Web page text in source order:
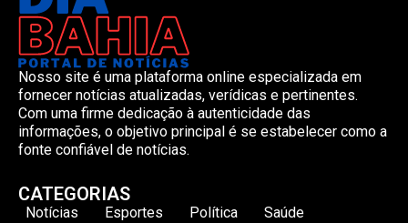
Nosso site é uma plataforma online especializada em
fornecer notícias atualizadas, verídicas e pertinentes.
Com uma firme dedicação à autenticidade das
informações, o objetivo principal é se estabelecer como a
fonte confiável de notícias.
CATEGORIAS
Notícias Esportes Política Saúde